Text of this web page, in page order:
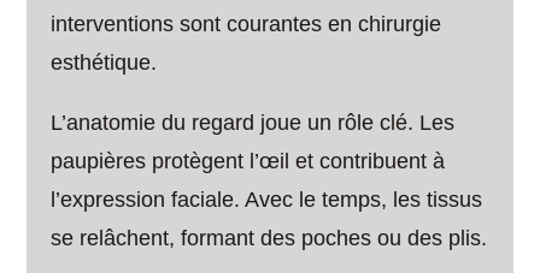
interventions sont courantes en chirurgie
esthétique.
L’anatomie du regard joue un rôle clé. Les
paupières protègent l’œil et contribuent à
l’expression faciale. Avec le temps, les tissus
se relâchent, formant des poches ou des plis.